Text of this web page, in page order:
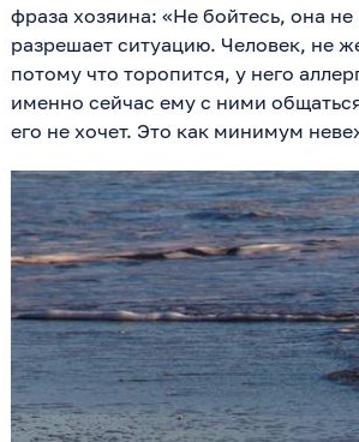
фраза хозяина: «Не бойтесь, она
разрешает ситуацию. Человек, не
потому что торопится, у него
именно сейчас ему с ними
его не хочет. Это как минимум